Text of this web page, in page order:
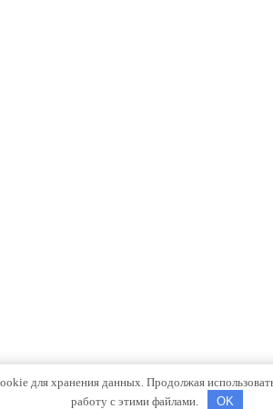
для хранения данных. Продолжая
работу с этими файлами.
OK